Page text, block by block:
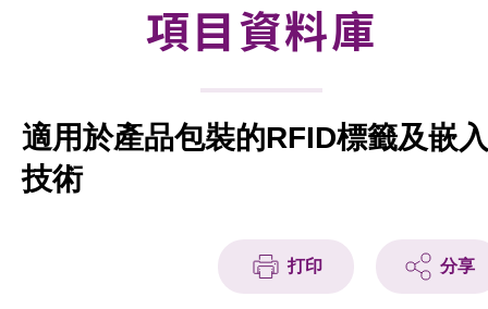
資助計劃項目資料庫
適用於產品包裝的RFID標籤及嵌入
技術
打印 分享